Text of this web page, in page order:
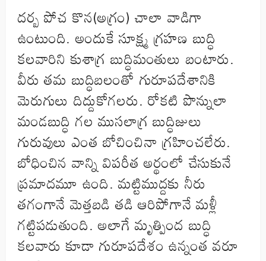
దర్బ పోచ కొన(అగ్రం) చాలా వాడిగా
ఉంటుంది. అందుకే సూక్ష్మ గ్రహణ బుద్ధి
కలవారిని కుశాగ్ర బుద్ధిమంతులు బంటారు.
వీరు తమ బుద్ధిబలంతో గురూపదేశానికి
మెరుగులు దిద్దుకోగలరు. రోకటి పొన్నులా
మండబుద్ధి గల ముసలాగ్ర బుద్ధిజులు
గురువులు ఎంత బోచించినా గ్రహించలేరు.
బోధించిన వాన్ని విపరీత అర్థంలో చేసుకునే
ప్రమాదమూ ఉంది. మట్టిముద్దకు నీరు
తగంగానే మెత్తబడి తడి ఆరిపోగానే మళ్లీ
గట్టిపడుతుంది. అలాగే మృత్పింద బుద్ధి
కలవారు కూడా గురూపదేశం ఉన్నంత వరూ